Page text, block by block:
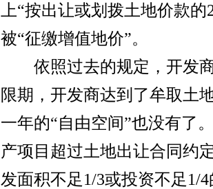
上“按出让或划拨土地价款
被“征缴增值地价”。
依照过去的规定，开发商
限期，开发商达到了牟取土
一年的“自由空间”也没有了
产项目超过土地出让合同约
发面积不足1/3或投资不足1/